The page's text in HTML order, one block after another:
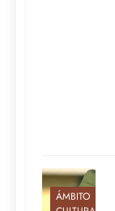
ÁMBITO